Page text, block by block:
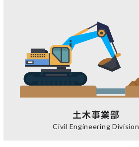
土木事業部
Civil Engineering Division